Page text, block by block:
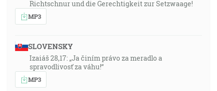
Richtschnur und die Gerechtigkeit zur Setzwaage!
MP3
SLOVENSKY
Izaiáš 28,17: „Ja činím právo za meradlo a
spravodlivosť za váhu!“
MP3